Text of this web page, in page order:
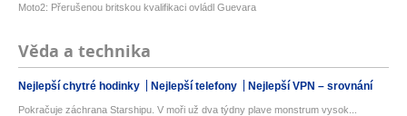
Moto2: Přerušenou britskou kvalifikaci ovládl Guevara
Věda a technika
Nejlepší chytré hodinky Nejlepší telefony Nejlepší VPN – srovnání
Pokračuje záchrana Starshipu. V moři už dva týdny plave monstrum vysok...